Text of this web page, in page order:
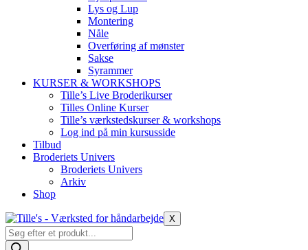
Lys og Lup
Montering
Nåle
Overføring af mønster
Sakse
Syrammer
KURSER & WORKSHOPS
Tille’s Live Broderikurser
Tilles Online Kurser
Tille’s værkstedskurser & workshops
Log ind på min kursusside
Tilbud
Broderiets Univers
Broderiets Univers
Arkiv
Shop
X
Products
search